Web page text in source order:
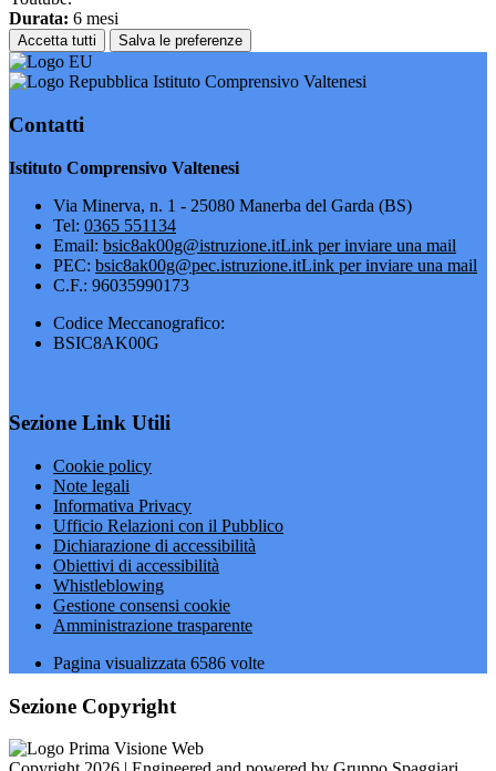
Durata: 6 mesi
Accetta tutti Salva le preferenze
Istituto Comprensivo Valtenesi
Contatti
Istituto Comprensivo Valtenesi
Via Minerva, n. 1 - 25080 Manerba del Garda (BS)
Tel: 0365 551134
Email: bsic8ak00g@istruzione.itLink per inviare una mail
PEC: bsic8ak00g@pec.istruzione.itLink per inviare una mail
C.F.: 96035990173
Codice Meccanografico:
BSIC8AK00G
Sezione Link Utili
Cookie policy
Note legali
Informativa Privacy
Ufficio Relazioni con il Pubblico
Dichiarazione di accessibilità
Obiettivi di accessibilità
Whistleblowing
Gestione consensi cookie
Amministrazione trasparente
Pagina visualizzata 6586 volte
Sezione Copyright